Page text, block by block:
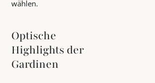
wählen.
Optische
Highlights der
Gardinen